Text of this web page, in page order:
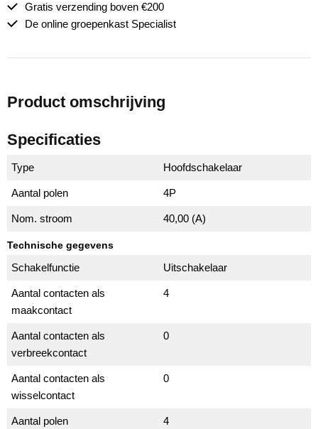
Gratis verzending boven €200
De online groepenkast Specialist
Product omschrijving
Specificaties
Type Hoofdschakelaar
Aantal polen 4P
Nom. stroom 40,00 (A)
Technische gegevens
Schakelfunctie Uitschakelaar
Aantal contacten als
maakcontact
4
Aantal contacten als
verbreekcontact
0
Aantal contacten als
wisselcontact
0
Aantal polen 4